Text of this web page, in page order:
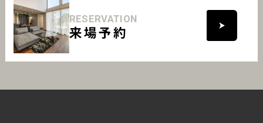
RESERVATION
来場予約